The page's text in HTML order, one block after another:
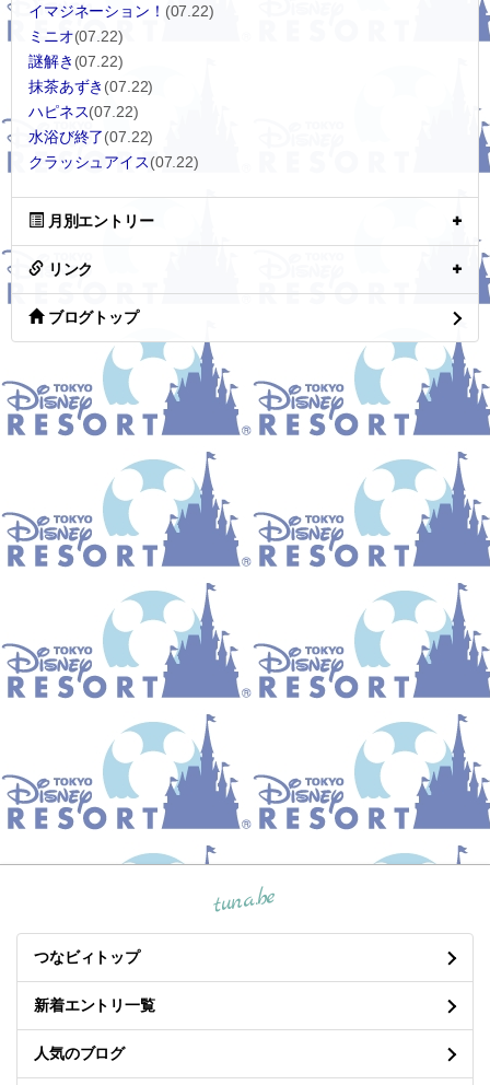
イマジネーション！ (07.22)
ミニオ(07.22)
謎解き (07.22)
抹茶あずき (07.22)
ハピネス(07.22)
水浴び終了(07.22)
クラッシュアイス(07.22)
月別エントリー
リンク
ブログトップ
tuna.be
つなビィトップ
新着エントリ一覧
人気のブログ